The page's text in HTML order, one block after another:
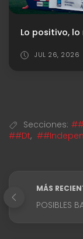
JUL 26, 2026
Secciones:
##Dt,
MÁS
POSIBLES